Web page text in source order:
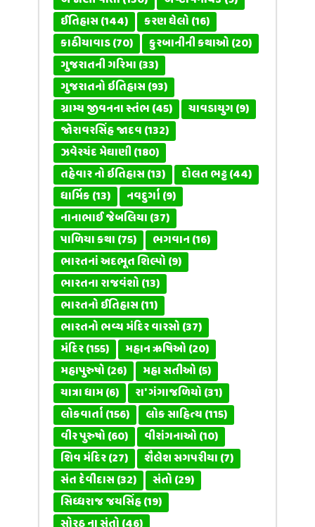
ઈતિહાસ(144) કરણ ઘેલો(16)
કાઠીયાવાડ(70) કુરબાનીની કથાઓ(20)
ગુજરાતની ગરિમા(33)
ગુજરાતનો ઇતિહાસ(93)
ગ્રામ્ય જીવનના સ્તંભ(45) ચાવડાયુગ(9)
જોરાવરસિંહ જાદવ(132)
ઝવેરચંદ મેઘાણી(180)
તહેવાર નો ઇતિહાસ(13) દોલત ભટ્ટ(44)
ધાર્મિક(13) નવદુર્ગા(9)
નાનાભાઈ જેબલિયા(37)
પાળિયા કથા(75) ભગવાન(16)
ભારતનાં અદભૂત શિલ્પો(9)
ભારતના રાજવંશો(13)
ભારતનો ઈતિહાસ(11)
ભારતનો ભવ્ય મંદિર વારસો(37)
મંદિર(155) મહાન ઋષિઓ(20)
મહાપુરુષો(26) મહા સતીઓ(5)
યાત્રા ધામ(6) રા' ગંગાજળિયો(31)
લોકવાર્તા(156) લોક સાહિત્ય(115)
વીર પુરુષો(60) વીરાંગનાઓ(10)
શિવ મંદિર(27) શૈલેશ સગપરીયા(7)
સંત દેવીદાસ(32) સંતો(29)
સિધ્ધરાજ જયસિંહ(19)